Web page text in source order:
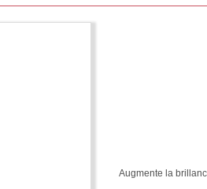
Augmente la